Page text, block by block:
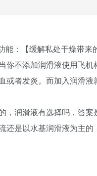
能：【缓解私处干燥带
你不添加润滑液使用飞
或者发炎。而加入润滑
润滑液有选择吗，答案
还是以水基润滑液为主